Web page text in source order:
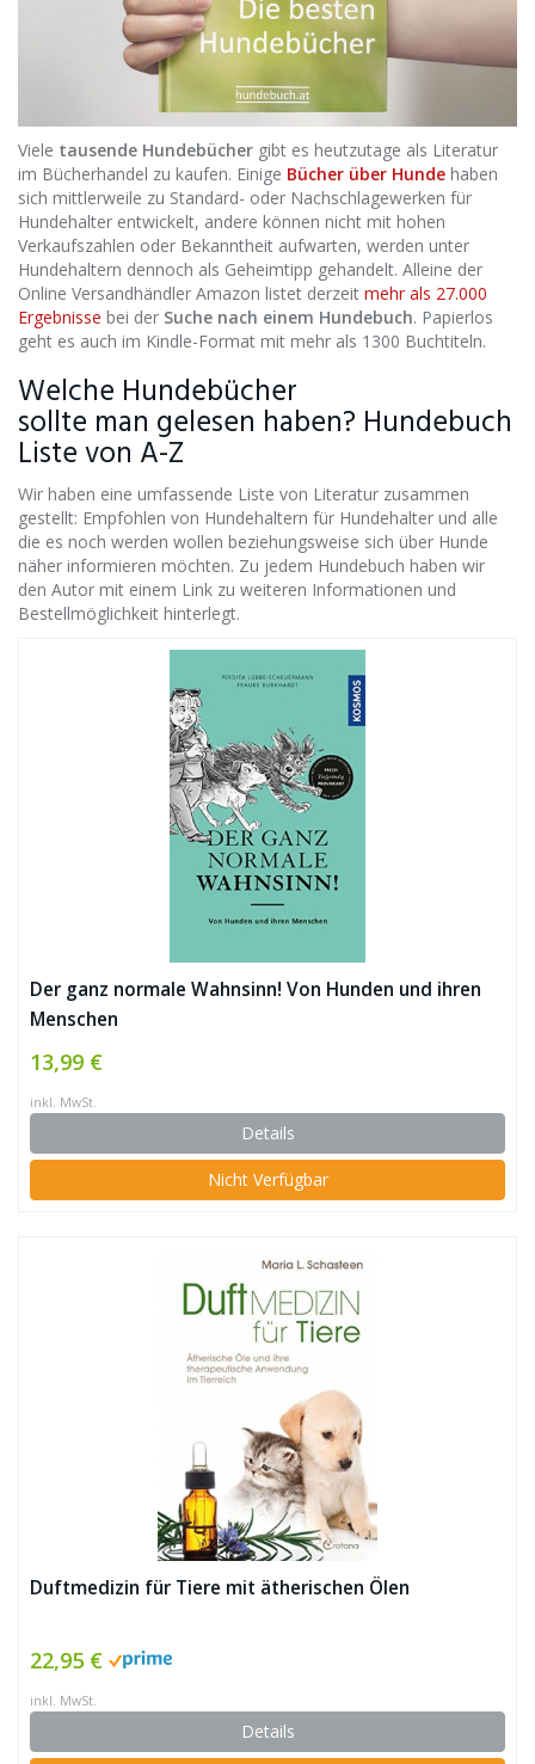
Viele tausende Hundebücher gibt es heutzutage als Literatur
im Bücherhandel zu kaufen. Einige Bücher über Hunde haben
sich mittlerweile zu Standard- oder Nachschlagewerken für
Hundehalter entwickelt, andere können nicht mit hohen
Verkaufszahlen oder Bekanntheit aufwarten, werden unter
Hundehaltern dennoch als Geheimtipp gehandelt. Alleine der
Online Versandhändler Amazon listet derzeit mehr als 27.000
Ergebnisse bei der Suche nach einem Hundebuch. Papierlos
geht es auch im Kindle-Format mit mehr als 1300 Buchtiteln.
Welche Hundebücher
sollte man gelesen haben? Hundebuch
Liste von A-Z
Wir haben eine umfassende Liste von Literatur zusammen
gestellt: Empfohlen von Hundehaltern für Hundehalter und alle
die es noch werden wollen beziehungsweise sich über Hunde
näher informieren möchten. Zu jedem Hundebuch haben wir
den Autor mit einem Link zu weiteren Informationen und
Bestellmöglichkeit hinterlegt.
Der ganz normale Wahnsinn! Von Hunden und ihren
Menschen
13,99 €
inkl. MwSt.
Details
Nicht Verfügbar
Duftmedizin für Tiere mit ätherischen Ölen
22,95 €
inkl. MwSt.
Details